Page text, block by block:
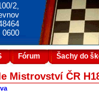
2,
0600
Fórum Šachy do
Mistrovství ČR